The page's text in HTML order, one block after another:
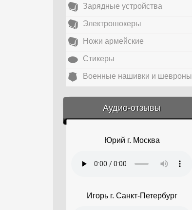
Зарядные устройства
Электрошокеры
Ножи армейские
Стикеры
Военные нашивки и шевроны
Аудио-отзывы
&amp;nbsp;
Юрий г. Москва
Игорь г. Санкт-Петербург